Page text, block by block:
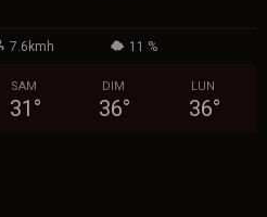
7.6kmh 11 %
SAM
31 °
DIM
36°
LUN
36°